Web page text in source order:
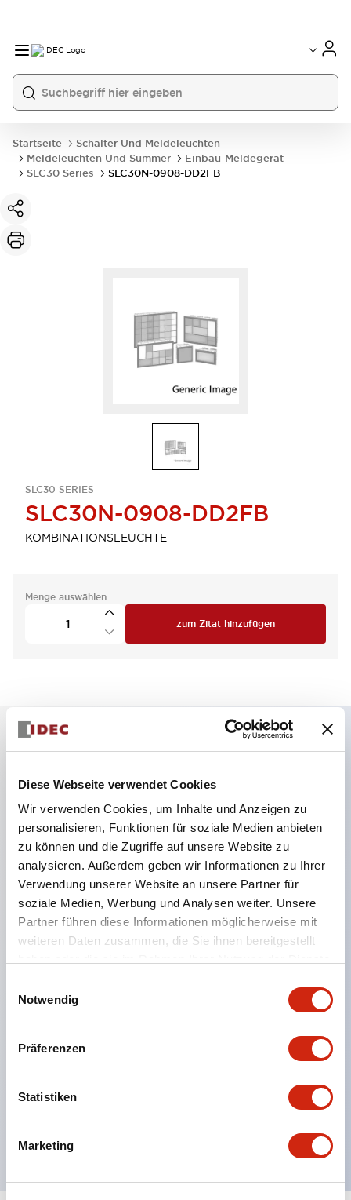
Diese Webseite verwendet Cookies
Wir verwenden Cookies, um Inhalte und Anzeigen zu
personalisieren, Funktionen für soziale Medien anbieten
zu können und die Zugriffe auf unsere Website zu
analysieren. Außerdem geben wir Informationen zu Ihrer
Verwendung unserer Website an unsere Partner für
soziale Medien, Werbung und Analysen weiter. Unsere
Partner führen diese Informationen möglicherweise mit
weiteren Daten zusammen, die Sie ihnen bereitgestellt
Notwendig
Präferenzen
Statistiken
Marketing
Startseite
Schalter Und Meldeleuchten
Meldeleuchten Und Summer
Einbau-Meldegerät
SLC30 Series
SLC30N-0908-DD2FB
SLC30 SERIES
SLC30N-0908-DD2FB
KOMBINATIONSLEUCHTE
Menge auswählen
zum Zitat hinzufügen
Kombinieren Sie mehrere Kontrollleuchten und
Drucktaster in einer einzigen Schalttafelöffnung
LED- oder Glühlampenbeleuchtung
6V
12V
oder 24V AC/DC 120V oder 240V AC
Bis zu 200 Fenster (10 Reihen mal 20 Spalten)
Verschiedene Fenstergrößen und Drucktaster
können in nahezu jeder Kombination kombiniert
Mehrschichtige Linsenbauweise ermöglicht